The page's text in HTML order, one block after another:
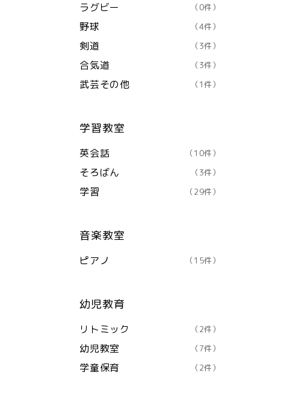
ラグビー （0件）
野球 （4件）
剣道 （3件）
合気道 （3件）
武芸その他 （1件）
学習教室
英会話 （10件）
そろばん （3件）
学習 （29件）
音楽教室
ピアノ （15件）
幼児教育
リトミック （2件）
幼児教室 （7件）
学童保育 （2件）